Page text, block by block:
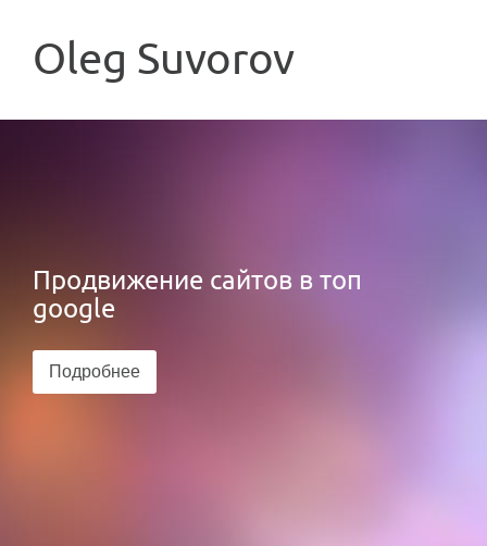
Oleg Suvorov
Продвижение сайтов в топ
google
Подробнее
Создание сайтов от 300$
легче